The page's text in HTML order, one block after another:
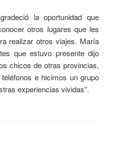
la oportunidad que
otros lugares que les
realizar otros viajes. María
que estuvo presente dijo
chicos de otras provincias,
e hicimos un grupo
experiencias vividas”.